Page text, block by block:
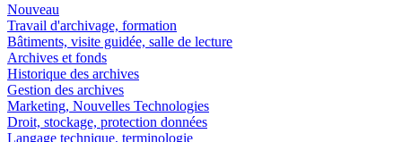
Nouveau
Travail d'archivage, formation
Bâtiments, visite guidée, salle de lecture
Archives et fonds
Historique des archives
Gestion des archives
Marketing, Nouvelles Technologies
Droit, stockage, protection données
Langage technique, terminologie